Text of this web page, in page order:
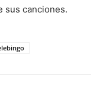
sus canciones.